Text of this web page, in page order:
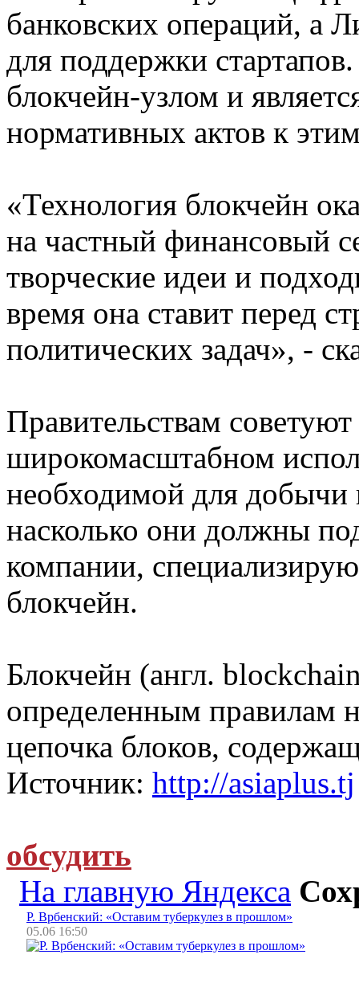
банковских операций, а
для поддержки
блокчейн-узлом и
нормативных актов к
«Технология блокчейн
на частный финансовый
творческие идеи и
время она ставит перед
политических задач», -
Правительствам
широкомасштабном
необходимой для добычи
насколько они должны
компании,
блокчейн.
Блокчейн (англ.
определенным правилам
цепочка блоков,
Источник: http://asiaplus.tj
обсудить
На главную Яндекса
Р. Врбенский: «Оставим туберкулез в прошлом»
05.06 16:50